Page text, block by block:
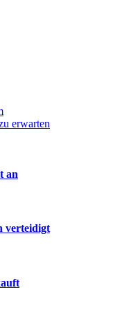
erwarten
an
verteidigt